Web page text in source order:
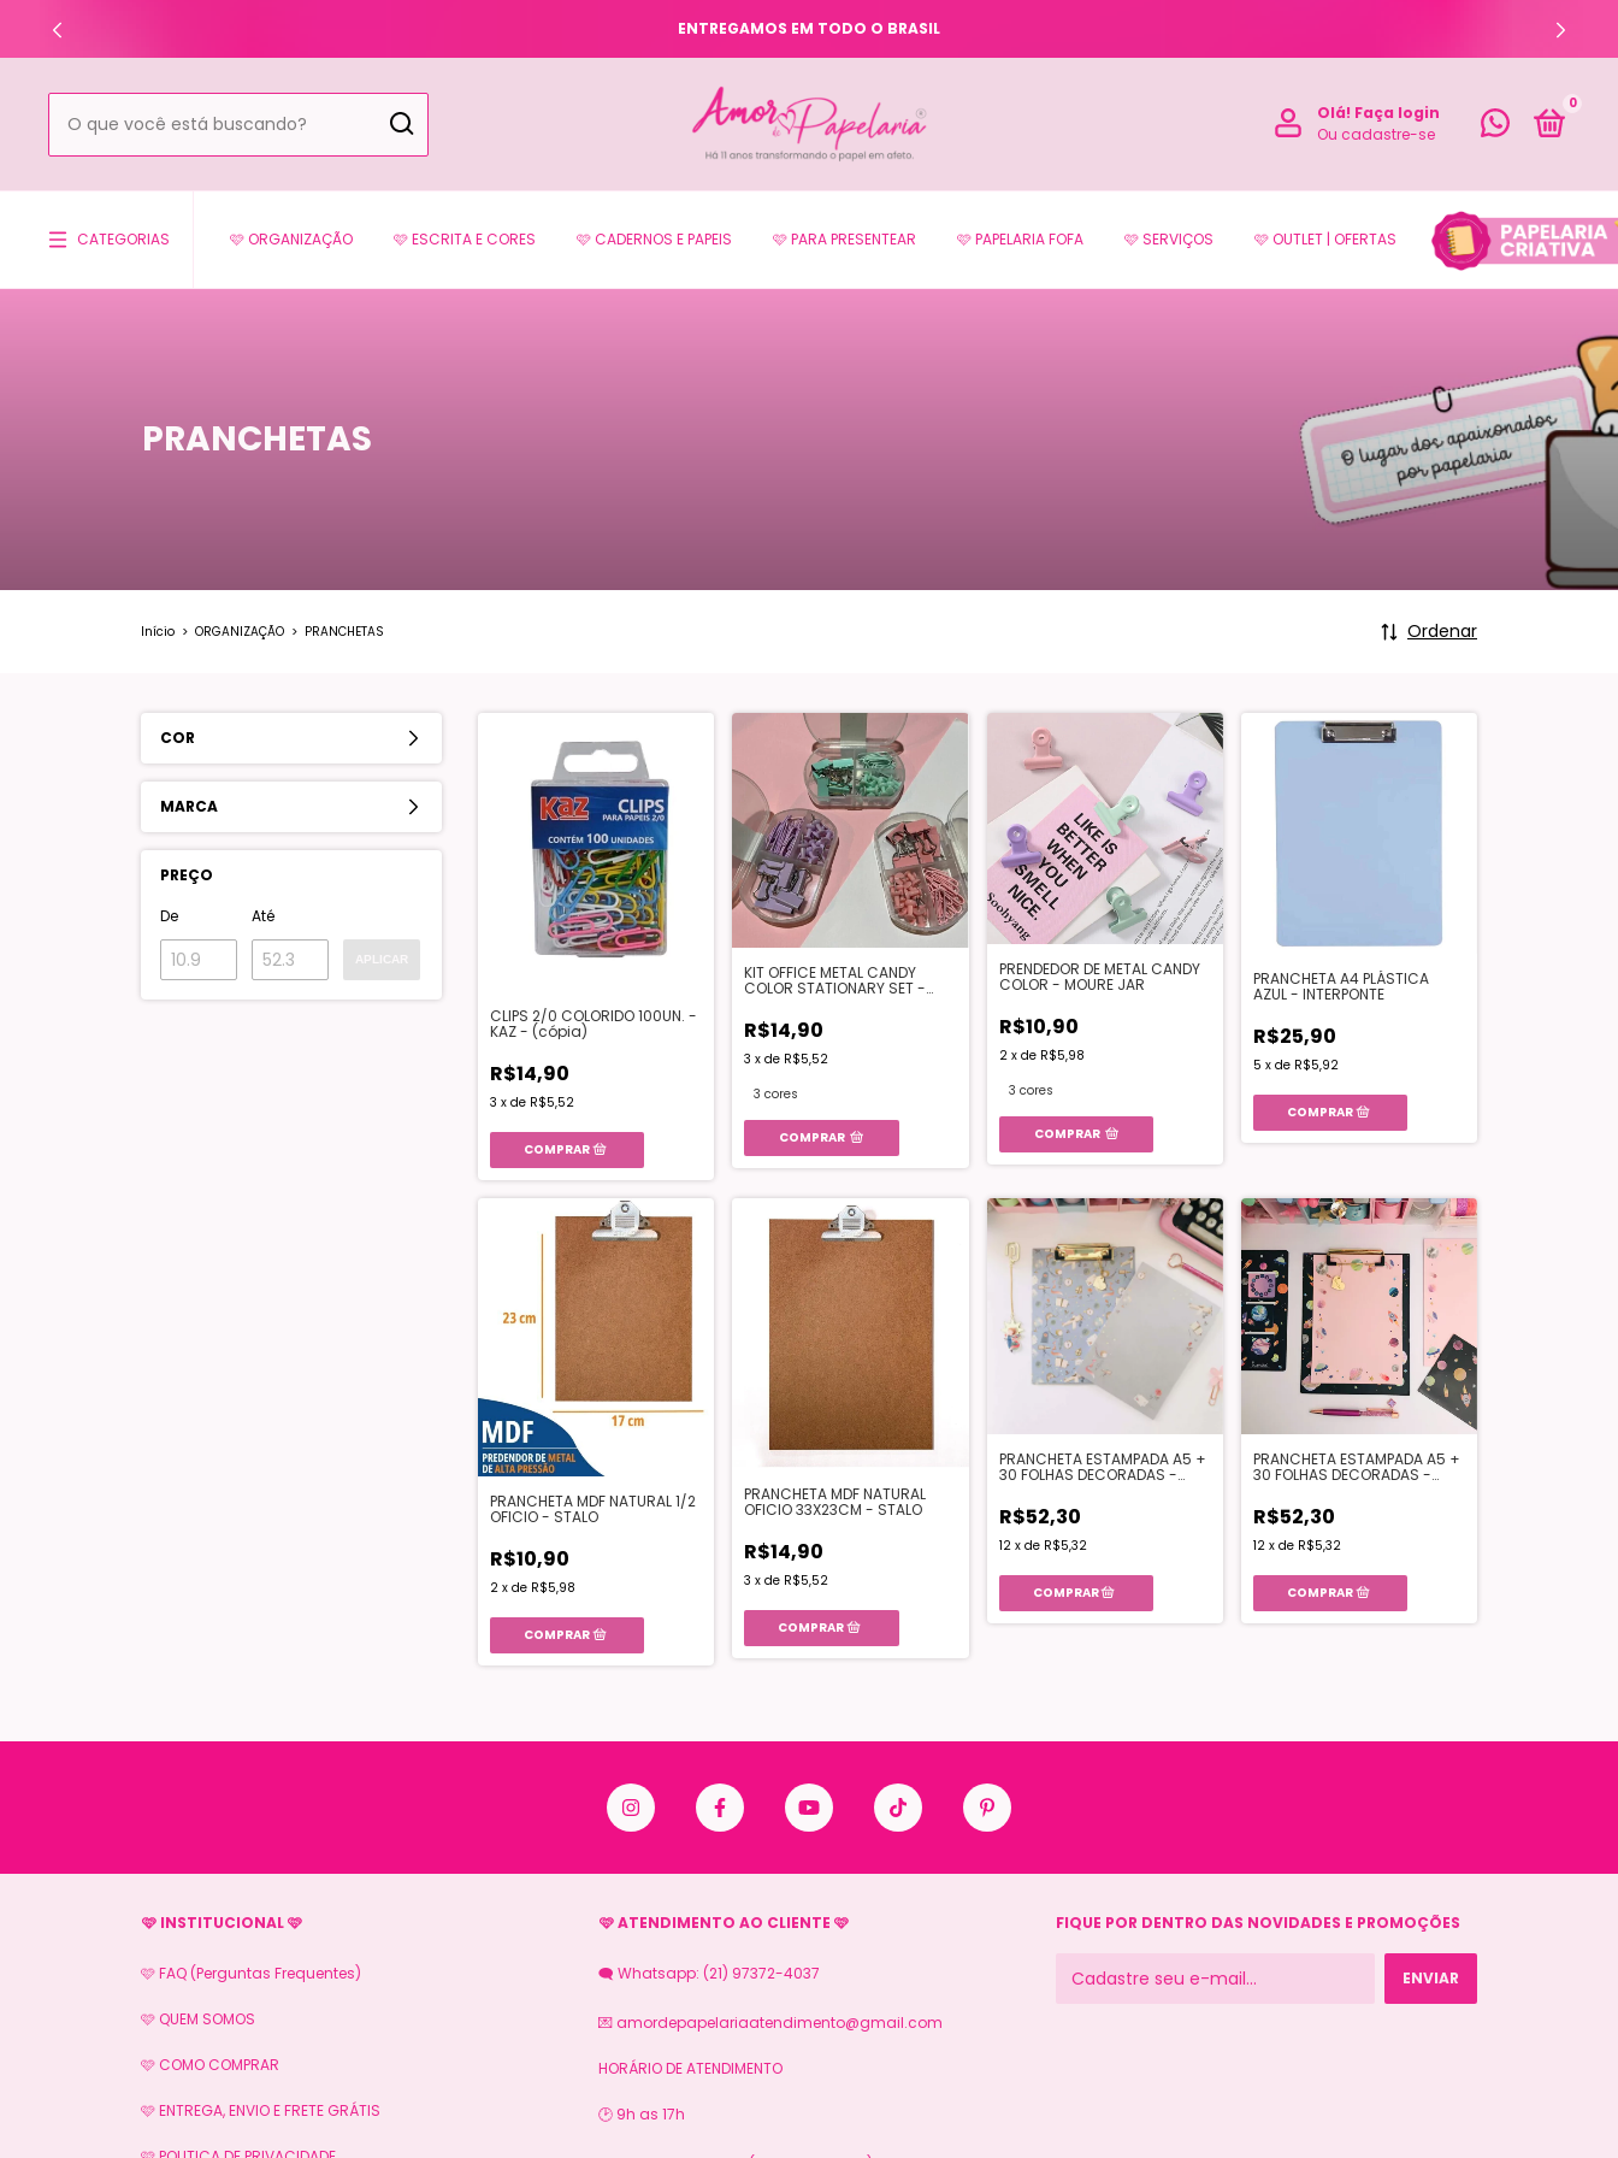
CUPOM PRIMEIRA COMPRA: BEMVINDO
Olá! Faça login
Ou cadastre-se
0
CATEGORIAS 🩷 ORGANIZAÇÃO 🩷 ESCRITA E CORES 🩷 CADERNOS E PAPEIS 🩷 PARA PRESENTEAR 🩷 PAPELARIA FOFA 🩷 SERVIÇOS 🩷 OUTLET | OFERTAS
PRANCHETAS
Início > ORGANIZAÇÃO > PRANCHETAS Ordenar
COR
MARCA
PREÇO
De
Até
APLICAR
CLIPS 2/0 COLORIDO 100UN. -
KAZ - (cópia)
R$14,90
3 x de R$5,52
KIT OFFICE METAL CANDY
COLOR STATIONARY SET -
R$14,90
3 xde R$5,52
3 cores
COMPRAR
PRENDEDOR DE METAL CANDY
COLOR - MOURE JAR
R$10,90
2 x de R$5,98
3 cores
COMPRAR
PRANCHETA A4 PLÁSTICA
AZUL - INTERPONTE
R$25,90
5 x de R$5,92
PRANCHETA MDF NATURAL 1/2
OFICIO - STALO
R$10,90
2 x de R$5,98
PRANCHETA MDF NATURAL
OFICIO 33X23CM - STALO
R$14,90
3 xde R$5,52
PRANCHETA ESTAMPADA A5 +
30 FOLHAS DECORADAS -
R$52,30
12 x de R$5,32
PRANCHETA ESTAMPADA A5 +
30 FOLHAS DECORADAS -
R$52,30
12 x de R$5,32
🩷 INSTITUCIONAL 🩷
🩷 FAQ (Perguntas Frequentes)
🩷 QUEM SOMOS
🩷 COMO COMPRAR
🩷 ENTREGA, ENVIO E FRETE GRÁTIS
🩷 ATENDIMENTO AO CLIENTE 🩷
🗨️ Whatsapp: (21) 97372-4037
💌 amordepapelariaatendimento@gmail.com
HORÁRIO DE ATENDIMENTO
🕑 9h as 17h
FIQUE POR DENTRO DAS NOVIDADES E PROMOÇÕES